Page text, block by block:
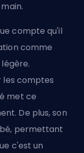
compte qu'il
comme
les comptes
met ce
De plus, son
permettant
c'est un